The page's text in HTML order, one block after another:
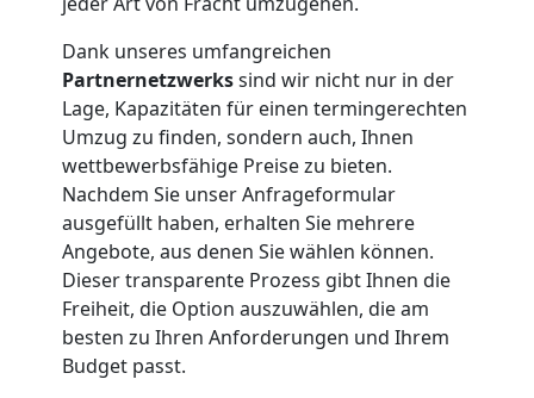
Dank unseres umfangreichen
Partnernetzwerkssind wir nicht nur in der
Lage, Kapazitäten für einen termingerechten
Umzug zu finden, sondern auch, Ihnen
wettbewerbsfähige Preise zu bieten.
Nachdem Sie unser Anfrageformular
ausgefüllt haben, erhalten Sie mehrere
Angebote, aus denen Sie wählen können.
Dieser transparente Prozess gibt Ihnen die
Freiheit, die Option auszuwählen, die am
besten zu Ihren Anforderungen und Ihrem
Budget passt.
Leonding
Mini
Umzug
Leonding
Umzug